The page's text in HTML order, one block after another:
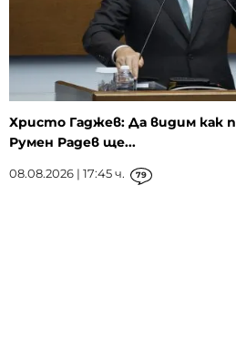
Христо Гаджев: Да видим как
Румен Радев ще...
08.08.2026 | 17:45 ч. 79